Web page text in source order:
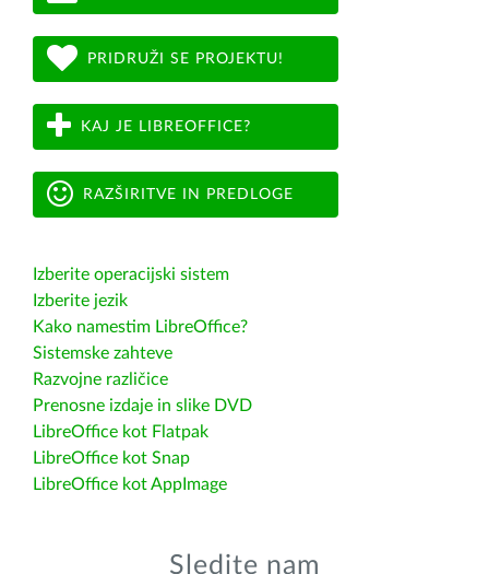
PRIDRUŽI SE PROJEKTU!
KAJ JE LIBREOFFICE?
RAZŠIRITVE IN PREDLOGE
Izberite operacijski sistem
Izberite jezik
Kako namestim LibreOffice?
Sistemske zahteve
Razvojne različice
Prenosne izdaje in slike DVD
LibreOffice kot Flatpak
LibreOffice kot Snap
LibreOffice kot AppImage
Sledite nam